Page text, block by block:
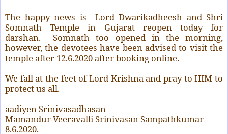
The happy news is
Lord Dwarikadheesh and Shri
Somnath Temple in Gujarat reopen today for
darshan.
Somnath too opened in the morning,
however, the devotees have been advised to visit the
temple after 12.6.2020 after booking online.
We fall at the feet of Lord Krishna and pray to HIM to
protect us all.
aadiyen Srinivasadhasan
Mamandur Veeravalli Srinivasan Sampathkumar
8.6.2020.